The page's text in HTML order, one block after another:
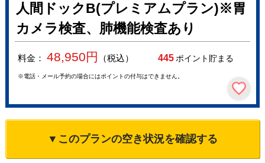
人間ドックB(プレミアムプラン)※胃
カメラ検査、肺機能検査あり
料金： 48,950円 （税込） 445ポイント貯まる
※電話・メール予約の場合にはポイントの付与はできません。
▼このプランの空き状況を確認する